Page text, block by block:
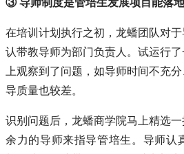
在培训计划执行之初，龙蟠团队对
认带教导师为部门负责人。试运行
上观察到了问题，如导师时间不充
导质量也较差。
识别问题后，龙蟠商学院马上精选
余力的导师来指导管培生。导师认